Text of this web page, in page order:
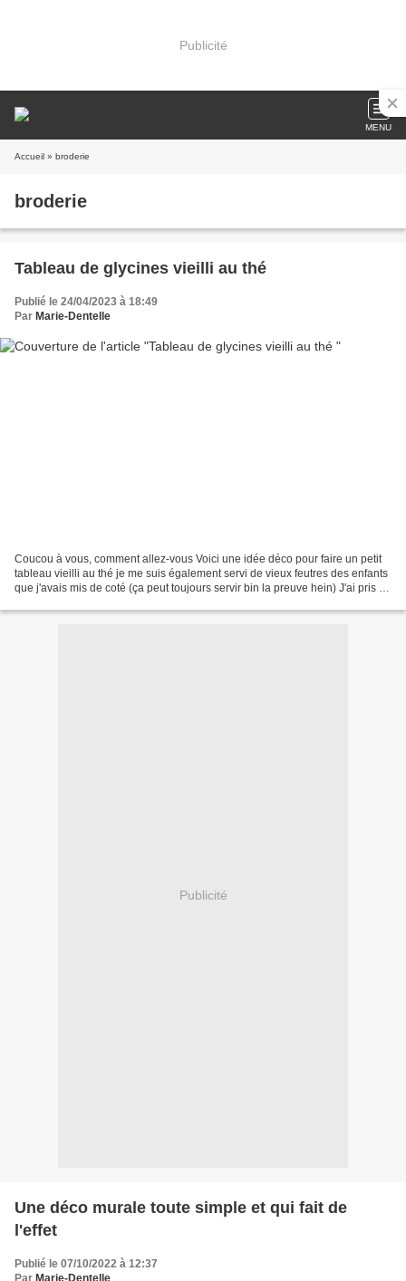
Publicité
MENU
Accueil » broderie
broderie
Tableau de glycines vieilli au thé
Publié le 24/04/2023 à 18:49
Par Marie-Dentelle
Coucou à vous, comment allez-vous Voici une idée déco pour faire un petit
tableau vieilli au thé je me suis également servi de vieux feutres des enfants
que j'avais mis de coté (ça peut toujours servir bin la preuve hein) J'ai pris un
Publicité
Une déco murale toute simple et qui fait de
l'effet
Publié le 07/10/2022 à 12:37
Par Marie-Dentelle